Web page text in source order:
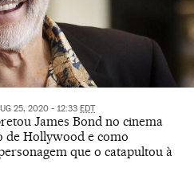
25, 2020 - 12:33 EDT
James Bond no cinema
de Hollywood e como
que o catapultou à